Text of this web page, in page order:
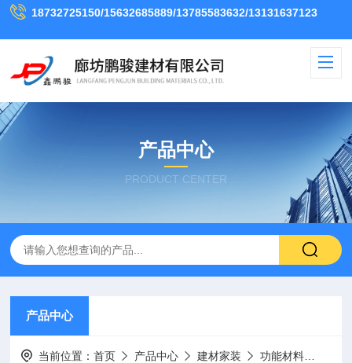
18732725150/15632685889/13785583632/13131637123
产品中心
PRODUCT CENTER
产品中心
当前位置：首页 产品中心 建材家装 功能材料